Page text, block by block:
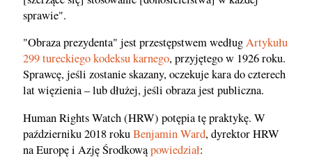
sprawie".
"Obraza prezydenta" jest przestępstwem wedługArtykułu
299 tureckiego kodeksu karnego, przyjętego w 1926 roku.
Sprawcę, jeśli zostanie skazany, oczekuje kara do czterech
lat więzienia – lub dłużej, jeśli obraza jest publiczna.
Human Rights Watch (HRW) potępia tę praktykę. W
październiku 2018 rokuBenjamin Ward, dyrektor HRW
na Europę i Azję Środkowąpowiedział: